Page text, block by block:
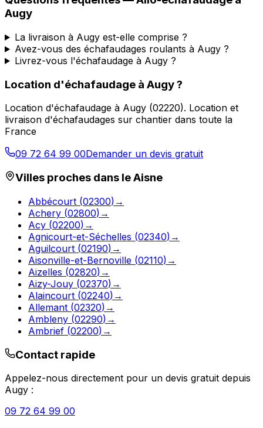
Augy
La livraison à Augy est-elle comprise ?
Avez-vous des échafaudages roulants à Augy ?
Livrez-vous l'échafaudage à Augy ?
Location d'échafaudage à Augy?
Location d'échafaudage à Augy (02220). Location et
livraison d'échafaudages sur chantier dans toute la
France
09 72 64 99 00Demander un devis gratuit
Villes proches dans leAisne
Abbécourt (02300) →
Achery (02800) →
Acy (02200) →
Agnicourt-et-Séchelles (02340) →
Aguilcourt (02190) →
Aisonville-et-Bernoville (02110) →
Aizelles (02820) →
Aizy-Jouy (02370) →
Alaincourt (02240) →
Allemant (02320) →
Ambleny (02290) →
Ambrief (02200) →
Contact rapide
Appelez-nous directement pour un devis gratuit depuis
Augy :
09 72 64 99 00